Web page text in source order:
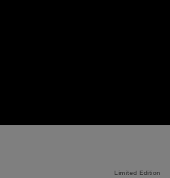
Limited Edition